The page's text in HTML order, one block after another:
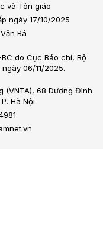
và Tôn giáo
ngày 17/10/2025
Bá
do Cục Báo chí, Bộ
06/11/2025.
(VNTA), 68 Dương Đình
Hà Nội.